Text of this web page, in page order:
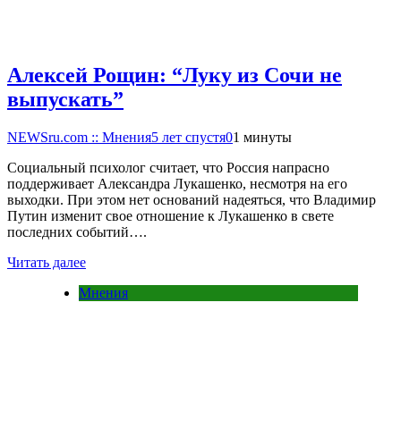
Алексей Рощин: “Луку из Сочи не
выпускать”
NEWSru.com :: Мнения5 лет спустя01 минуты
Социальный психолог считает, что Россия напрасно
поддерживает Александра Лукашенко, несмотря на его
выходки. При этом нет оснований надеяться, что Владимир
Путин изменит свое отношение к Лукашенко в свете
последних событий….
Читать далее
Мнения